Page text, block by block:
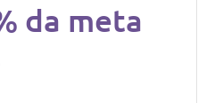
da meta